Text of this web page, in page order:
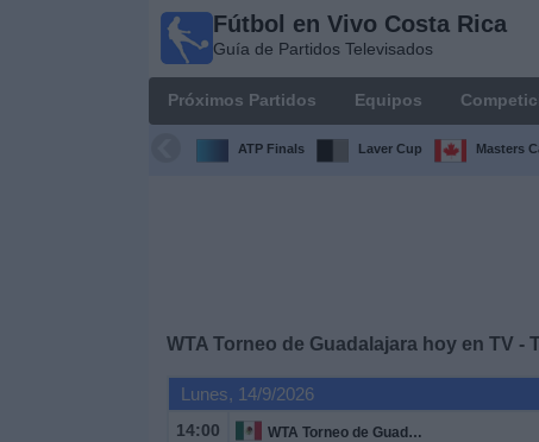
Fútbol en Vivo Costa Rica
Guía de Partidos Televisados
Próximos Partidos Equipos
ATP Finals Laver Cup Masters
WTA Torneo de Guadalajara hoy en TV -
Lunes, 14/9/2026
14:00 WTA Torneo de Guadalajara